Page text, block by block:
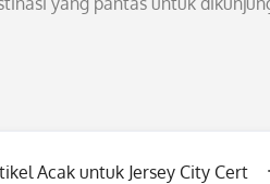
Acak untuk Jersey City Cert